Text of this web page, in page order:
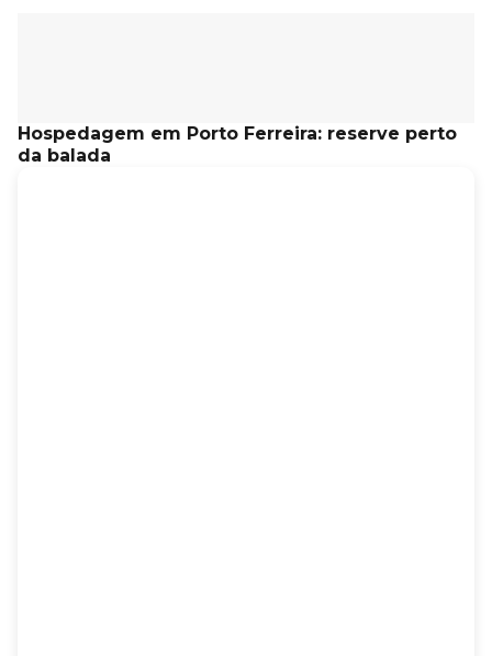
Hospedagem em Porto Ferreira: reserve perto
da balada